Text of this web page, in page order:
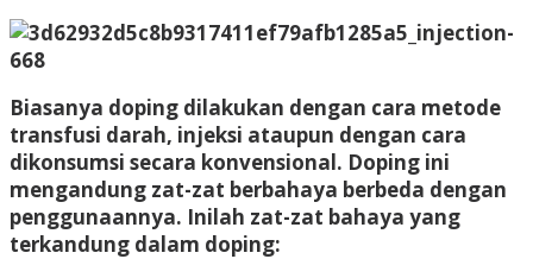
Biasanya doping dilakukan dengan cara metode
transfusi darah, injeksi ataupun dengan cara
dikonsumsi secara konvensional. Doping ini
mengandung zat-zat berbahaya berbeda dengan
penggunaannya. Inilah zat-zat bahaya yang
terkandung dalam doping: